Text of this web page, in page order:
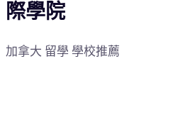
際學院
加拿大 留學 學校推薦